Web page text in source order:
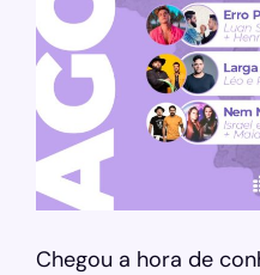
Chegou a hora de